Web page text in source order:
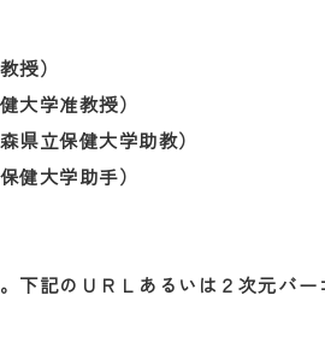
授）
大学准教授）
県立保健大学助教）
健大学助手）
下記のＵＲＬあるいは２次元バ